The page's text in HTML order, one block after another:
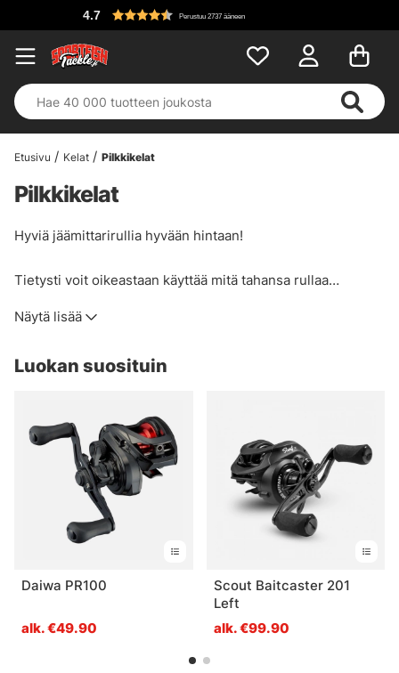
4.7 Perustuu 2737 ääneen
Etusivu Kelat Pilkkikelat
Pilkkikelat
Hyviä jäämittarirullia hyvään hintaan!
Tietysti voit oikeastaan käyttää mitä tahansa rullaa
suunniteltuja rullia, vähän enemmän perkele! Se, että ne
josta rulla on tehty, mitä enemmän muovia rulla on, sitä
Meillä on hyvä valikoima eri hintaluokkia, joten jokaiselle
pitäisi löytyä jotain omaan makuun tai suunnitelmaan
sopivaa! Jos et ole vielä varma, mitä hankkia, meillä on
myös kategoria, jossa on täydellisiä jäätelösarjoja, joten
saat tarvitsemasi edullisesti. Haluatko tietää lisää? Älä
epäröi ottaa yhteyttä asiakaspalveluumme tai tule
Näytä lisää
Luokan suosituin
Daiwa PR100
alk. €49.90
Scout Baitcaster 201
Left
alk. €99.90